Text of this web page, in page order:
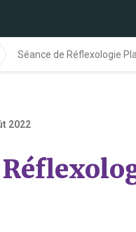
Séance de Réflexologie
2022